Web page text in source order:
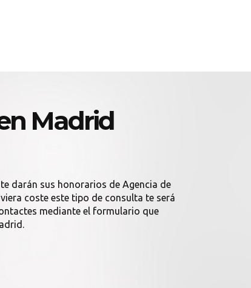
Madrid
darán sus honorarios de Agencia de
coste este tipo de consulta te será
mediante el formulario que